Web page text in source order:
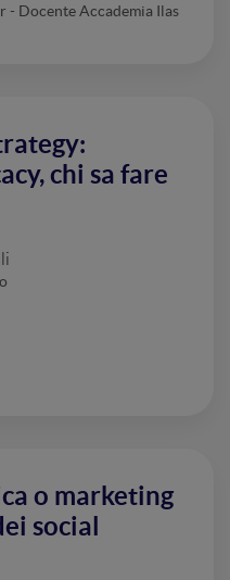
Docente Accademia Ilas
chi sa fare
o marketing
social